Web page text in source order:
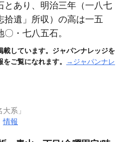
とあり、明治三年 （一八七
拾遺」所収） の高は一五
・七八五石。
載しています。ジャパンナレッジを
ご覧になれます。
→ジャパンナレ
系」
情報